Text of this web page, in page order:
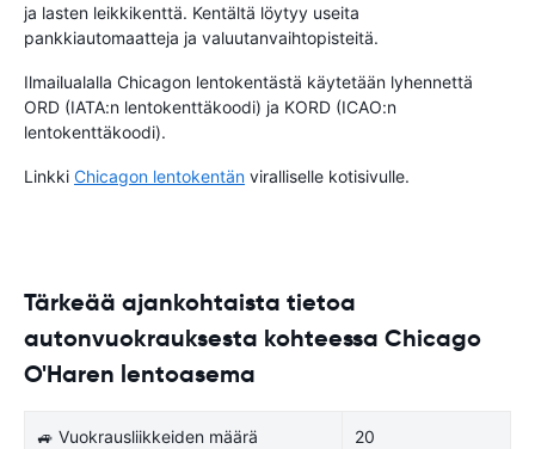
ja lasten leikkikenttä. Kentältä löytyy useita
pankkiautomaatteja ja valuutanvaihtopisteitä.
Ilmailualalla Chicagon lentokentästä käytetään lyhennettä
ORD (IATA:n lentokenttäkoodi) ja KORD (ICAO:n
lentokenttäkoodi).
Linkki Chicagon lentokentän viralliselle kotisivulle.
Tärkeää ajankohtaista tietoa
autonvuokrauksesta kohteessa Chicago
O'Haren lentoasema
🚙 Vuokrausliikkeiden määrä 20